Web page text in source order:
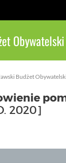
Obywatelski
Budżet Obywatelski
2020]